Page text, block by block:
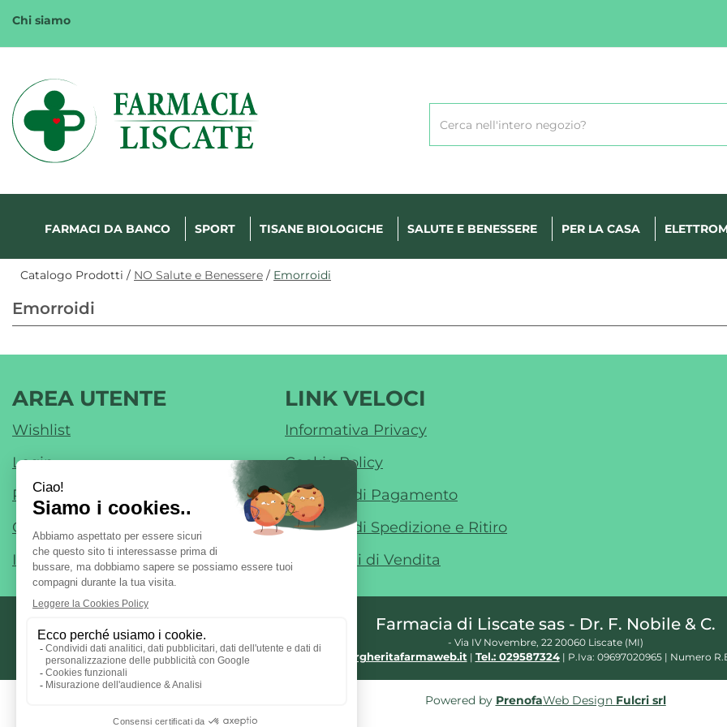
Chi siamo
Margherita
FarmaWeb
Prodotto
FARMACI DA BANCO SPORT TISANE BIOLOGICHE SALUTE E BENESSERE PER LA CASA
Catalogo Prodotti / NO Salute e Benessere / Emorroidi
Emorroidi
AREA UTENTE
Wishlist
Login
Registrati
Contatti
Iscrizione alla Newsletter
LINK VELOCI
Informativa Privacy
Cookie Policy
Modalità di Pagamento
Modalità di Spedizione e Ritiro
Condizioni di Vendita
Farmacia di Liscate sas - Dr. F. Nobile & C.
- Via IV Novembre, 22 20060 Liscate (MI)
ordini@margheritafarmaweb.it| Tel.: 029587324| P.Iva: 09697020965 | Numero
Powered by PrenofaWeb Design Fulcri srl